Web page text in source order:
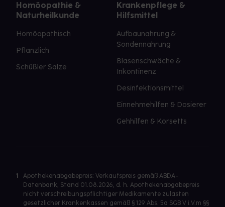
Homöopathie &
Naturheilkunde
Homöopathisch
Pflanzlich
Schüßler Salze
Krankenpflege &
Hilfsmittel
Aufbaunahrung &
Sondennahrung
Blasenschwäche &
Inkontinenz
Desinfektionsmittel
Einnehmehilfen & Dosierer
Gehhilfen & Korsetts
1
Apothekenabgabepreis: Verkaufspreis gemäß ABDA-
Datenbank, Stand 01.08.2026, d. h. Apothekenabgabepreis
nicht verschreibungspflichtiger Medikamente zulasten
gesetzlicher Krankenkassen gemäß § 129 Abs. 5a SGB V i.V.m §§